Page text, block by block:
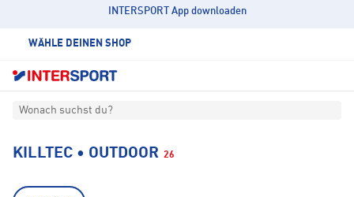
INTERSPORT App downloaden
WÄHLE DEINEN SHOP
Wonach suchst du?
KILLTEC • OUTDOOR 26